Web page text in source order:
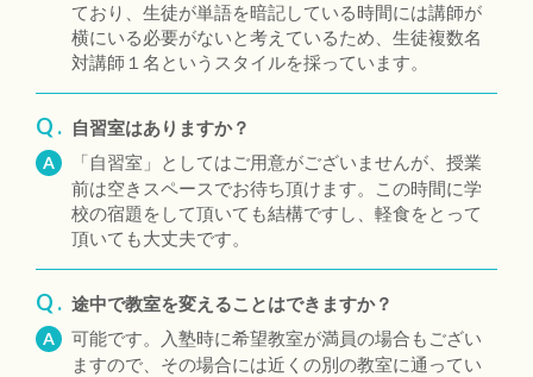
ており、生徒が単語を暗記している時間には講師が
横にいる必要がないと考えているため、生徒複数名
対講師１名というスタイルを採っています。
Q . 自習室はありますか？
A
「自習室」としてはご用意がございませんが、授業
前は空きスペースでお待ち頂けます。この時間に学
校の宿題をして頂いても結構ですし、軽食をとって
頂いても大丈夫です。
Q . 途中で教室を変えることはできますか？
A
可能です。入塾時に希望教室が満員の場合もござい
ますので、その場合には近くの別の教室に通ってい